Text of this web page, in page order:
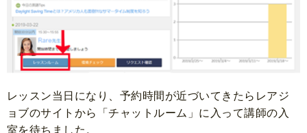
レッスン当日になり、予約時間が近づいてきたらレアジ
ョブのサイトから「チャットルーム」に入って講師の入
室を待ちました。